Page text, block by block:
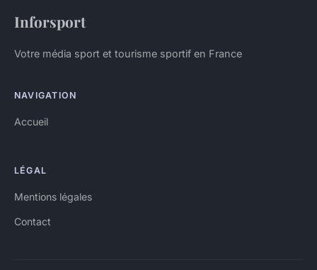
Inforsport
Votre média sport et tourisme sportif en France
NAVIGATION
Accueil
LÉGAL
Mentions légales
Contact